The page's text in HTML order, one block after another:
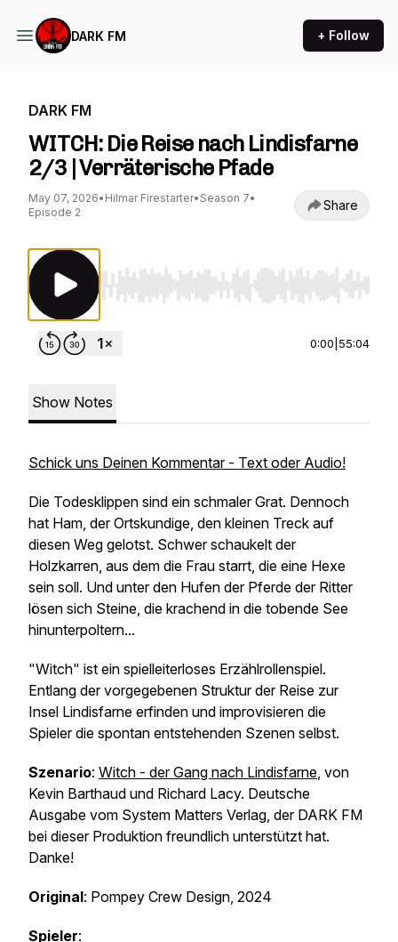
DARK FM + Follow
DARK FM
WITCH: Die Reise nach Lindisfarne
2/3 | Verräterische Pfade
May 07, 2026• Hilmar Firestarter• Season 7•
Episode 2
Share
Use Left/Right to seek, Home/End to jump
0:00 55:04
Show Notes
Schick uns Deinen Kommentar - Text oder Audio!
Die Todesklippen sind ein schmaler Grat. Dennoch
hat Ham, der Ortskundige, den kleinen Treck auf
diesen Weg gelotst. Schwer schaukelt der
Holzkarren, aus dem die Frau starrt, die eine Hexe
sein soll. Und unter den Hufen der Pferde der Ritter
lösen sich Steine, die krachend in die tobende See
hinunterpoltern...
"Witch" ist ein spielleiterloses Erzählrollenspiel.
Entlang der vorgegebenen Struktur der Reise zur
Insel Lindisfarne erfinden und improvisieren die
Spieler die spontan entstehenden Szenen selbst.
Szenario: Witch - der Gang nach Lindisfarne, von
Kevin Barthaud und Richard Lacy. Deutsche
Ausgabe vom System Matters Verlag, der DARK FM
bei dieser Produktion freundlich unterstützt hat.
Danke!
Original: Pompey Crew Design, 2024
Spieler: